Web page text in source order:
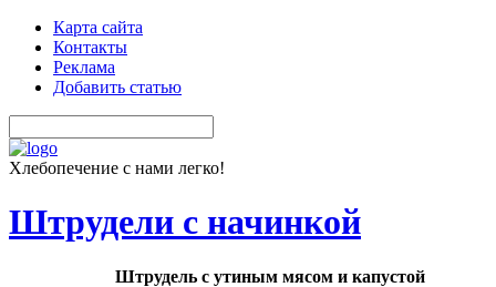
Карта сайта
Контакты
Реклама
Добавить статью
Хлебопечение с нами легко!
Штрудели с начинкой
Штрудель с утиным мясом и капустой